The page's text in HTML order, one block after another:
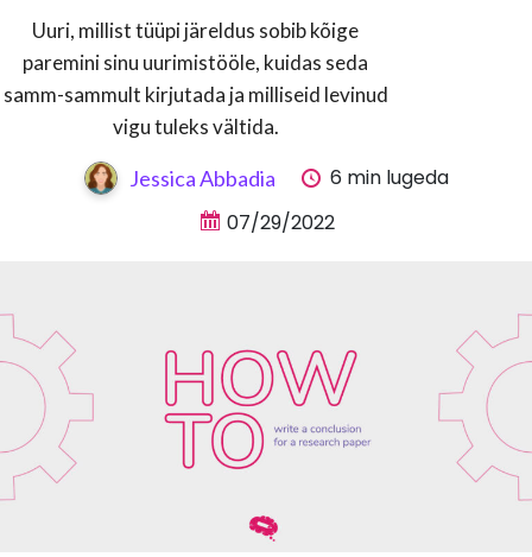
Uuri, millist tüüpi järeldus sobib kõige
paremini sinu uurimistööle, kuidas seda
samm-sammult kirjutada ja milliseid levinud
vigu tuleks vältida.
Jessica Abbadia
6 min lugeda
07/29/2022